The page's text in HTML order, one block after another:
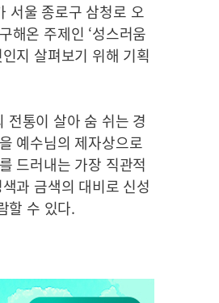
서울 종로구 삼청로 오
해온 주제인 ‘성스러움
지 살펴보기 위해 기획
전통이 살아 숨 쉬는 경
예수님의 제자상으로
드러내는 가장 직관적
과 금색의 대비로 신성
할 수 있다.